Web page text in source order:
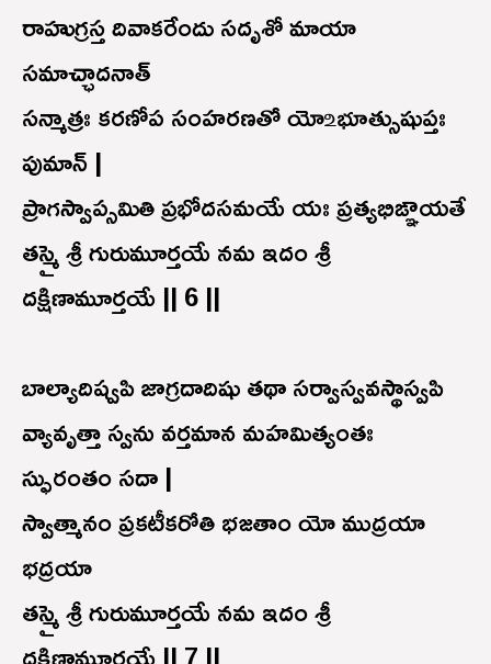
రాహుగ్రస్త దివాకరేందు సదృశో మాయా
సమాచ్ఛాదనాత్
సన్మాత్రః కరణోప సంహరణతో యో ‌உభూత్సుషుప్తః
పుమాన్ |
ప్రాగస్వాప్సమితి ప్రభోదసమయే యః ప్రత్యభిఙ్ఞాయతే
తస్మై శ్రీ గురుమూర్తయే నమ ఇదం శ్రీ
దక్షిణామూర్తయే || 6 ||
బాల్యాదిష్వపి జాగ్రదాదిషు తథా సర్వాస్వవస్థాస్వపి
వ్యావృత్తా స్వను వర్తమాన మహమిత్యంతః
స్ఫురంతం సదా |
స్వాత్మానం ప్రకటీకరోతి భజతాం యో ముద్రయా
భద్రయా
తస్మై శ్రీ గురుమూర్తయే నమ ఇదం శ్రీ